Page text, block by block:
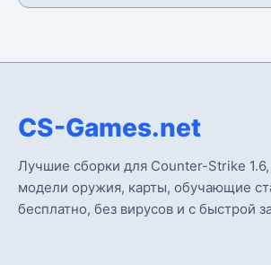
CS-Games.net
Лучшие сборки для Counter-Strike
модели оружия, карты, обучающие
бесплатно, без вирусов и с быстрой